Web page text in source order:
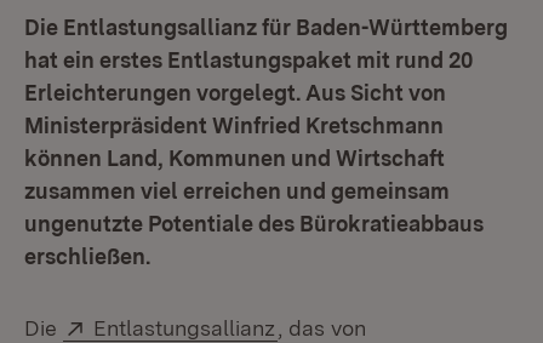
Die Entlastungsallianz für Baden-Württemberg
hat ein erstes Entlastungspaket mit rund 20
Erleichterungen vorgelegt. Aus Sicht von
Ministerpräsident Winfried Kretschmann
können Land, Kommunen und Wirtschaft
zusammen viel erreichen und gemeinsam
ungenutzte Potentiale des Bürokratieabbaus
erschließen.
Die Extern:
Entlastungsallianz (Öffnet in neuem Fenster)
, das von